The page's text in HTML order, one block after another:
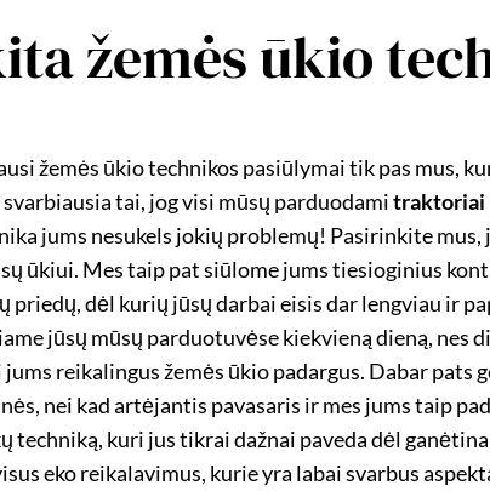
žemės ūkio
žemės ūkio technikos pasiūlymai tik pas mus,
tai, jog visi mūsų parduodamitraktoriai
jums nesukels jokių problemų! Pasirinkite
ūkiui. Mes taip pat siūlome jums tiesioginius
dėl kurių jūsų darbai eisis dar lengviau ir
jūsų mūsų parduotuvėse kiekvieną dieną, nes
reikalingus žemės ūkio padargus. Dabar pats
nei kad artėjantis pavasaris ir mes jums taip
techniką, kuri jus tikrai dažnai paveda dėl
eko reikalavimus, kurie yra labai svarbus